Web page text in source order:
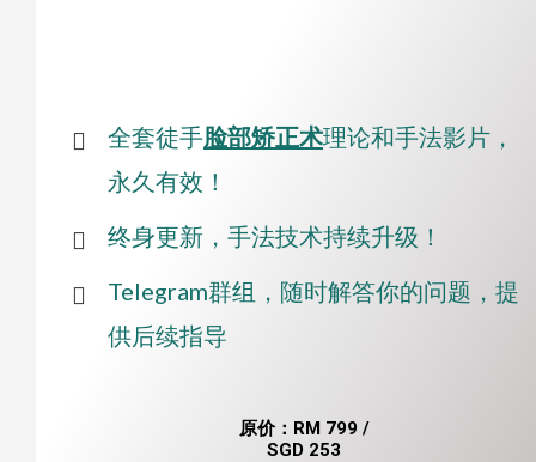
全套徒手脸部矫正术理论和手法影片，
永久有效！
终身更新，手法技术持续升级！
Telegram群组，随时解答你的问题，提
供后续指导
原价：RM 799 /
SGD 253